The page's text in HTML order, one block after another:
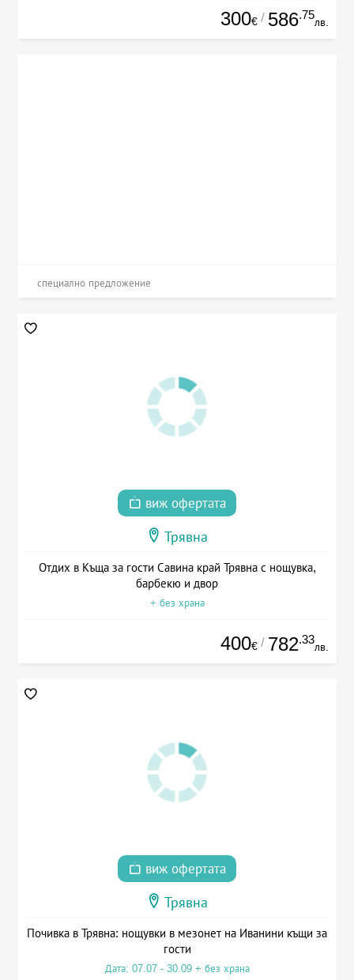
300€ / 586.75
лв.
специално предложение
виж офертата
Трявна
Отдих в Къща за гости Савина край Трявна с нощувка,
барбекю и двор
+ без храна
400€ / 782.33
лв.
виж офертата
Трявна
Почивка в Трявна: нощувки в мезонет на Иванини къщи за
гости
Дата: 07.07 - 30.09 + без храна